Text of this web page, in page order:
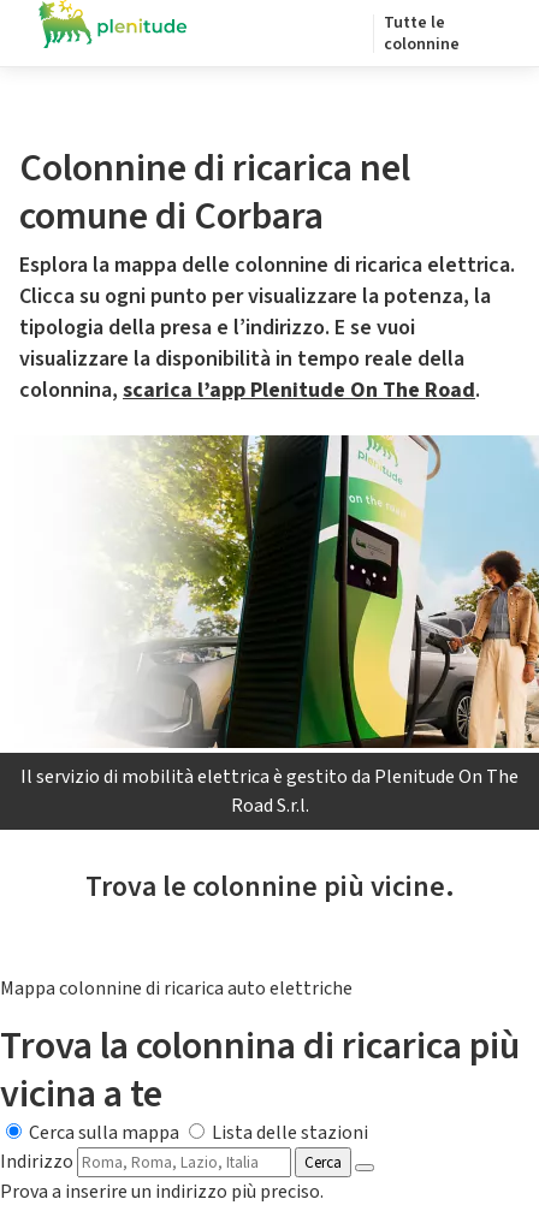
Tutte le
colonnine
Colonnine di ricarica nel
comune di Corbara
Esplora la mappa delle colonnine di ricarica elettrica.
Clicca su ogni punto per visualizzare la potenza, la
tipologia della presa e l’indirizzo. E se vuoi
visualizzare la disponibilità in tempo reale della
colonnina, scarica l’app Plenitude On The Road.
Il servizio di mobilità elettrica è gestito da Plenitude On The
Road S.r.l.
Trova le colonnine più vicine.
Mappa colonnine di ricarica auto elettriche
Trova la colonnina di ricarica più
vicina a te
Cerca sulla mappa
Lista delle stazioni
Indirizzo
Cerca
Prova a inserire un indirizzo più preciso.